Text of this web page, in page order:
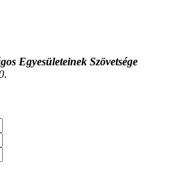
Egyesületeinek Szövetsége